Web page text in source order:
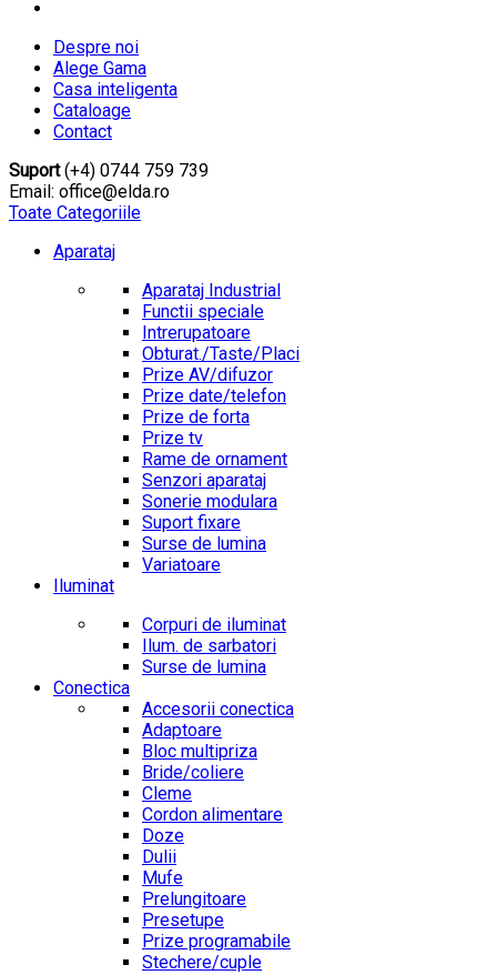
Despre noi
Alege Gama
Casa inteligenta
Cataloage
Contact
Suport(+4) 0744 759 739
Email: office@elda.ro
Toate Categoriile
Aparataj
Aparataj Industrial
Functii speciale
Intrerupatoare
Obturat./Taste/Placi
Prize AV/difuzor
Prize date/telefon
Prize de forta
Prize tv
Rame de ornament
Senzori aparataj
Sonerie modulara
Suport fixare
Surse de lumina
Variatoare
Iluminat
Corpuri de iluminat
Ilum. de sarbatori
Surse de lumina
Conectica
Accesorii conectica
Adaptoare
Bloc multipriza
Bride/coliere
Cleme
Cordon alimentare
Doze
Dulii
Mufe
Prelungitoare
Presetupe
Prize programabile
Stechere/cuple